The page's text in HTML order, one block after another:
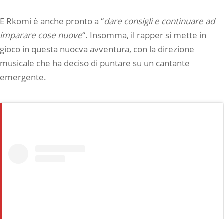
E Rkomi è anche pronto a “dare consigli e continuare ad
imparare cose nuove“. Insomma, il rapper si mette in
gioco in questa nuocva avventura, con la direzione
musicale che ha deciso di puntare su un cantante
emergente.